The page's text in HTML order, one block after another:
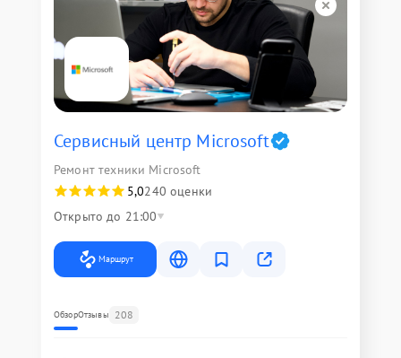
Сервисный центр Microsoft
Ремонт техники Microsoft
5,0240 оценки
Открыто до 21:00
Маршрут
ОбзорОтзывы 208